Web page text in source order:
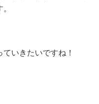
いきたいですね！